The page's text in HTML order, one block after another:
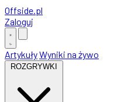
Offside.pl
Zaloguj
ArtykułyWyniki na żywo
ROZGRYWKI